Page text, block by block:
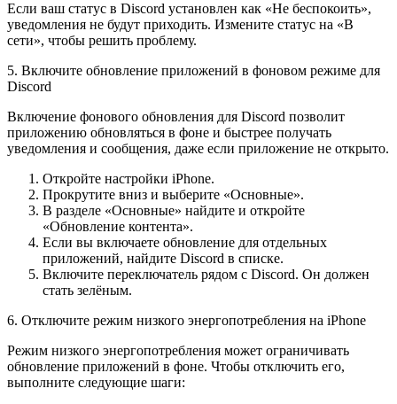
Если ваш статус в Discord установлен как «Не беспокоить»,
уведомления не будут приходить. Измените статус на «В
сети», чтобы решить проблему.
5. Включите обновление приложений в фоновом режиме для
Discord
Включение фонового обновления для Discord позволит
приложению обновляться в фоне и быстрее получать
уведомления и сообщения, даже если приложение не открыто.
Откройте настройки iPhone.
Прокрутите вниз и выберите «Основные».
В разделе «Основные» найдите и откройте
«Обновление контента».
Если вы включаете обновление для отдельных
приложений, найдите Discord в списке.
Включите переключатель рядом с Discord. Он должен
стать зелёным.
6. Отключите режим низкого энергопотребления на iPhone
Режим низкого энергопотребления может ограничивать
обновление приложений в фоне. Чтобы отключить его,
выполните следующие шаги: